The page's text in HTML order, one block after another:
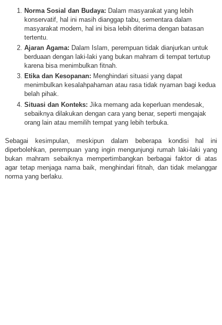
Norma Sosial dan Budaya: Dalam masyarakat yang lebih
konservatif, hal ini masih dianggap tabu, sementara dalam
masyarakat modern, hal ini bisa lebih diterima dengan batasan
tertentu.
Ajaran Agama: Dalam Islam, perempuan tidak dianjurkan untuk
berduaan dengan laki-laki yang bukan mahram di tempat tertutup
karena bisa menimbulkan fitnah.
Etika dan Kesopanan: Menghindari situasi yang dapat
menimbulkan kesalahpahaman atau rasa tidak nyaman bagi kedua
belah pihak.
Situasi dan Konteks: Jika memang ada keperluan mendesak,
sebaiknya dilakukan dengan cara yang benar, seperti mengajak
orang lain atau memilih tempat yang lebih terbuka.
Sebagai kesimpulan, meskipun dalam beberapa kondisi hal ini
diperbolehkan, perempuan yang ingin mengunjungi rumah laki-laki yang
bukan mahram sebaiknya mempertimbangkan berbagai faktor di atas
agar tetap menjaga nama baik, menghindari fitnah, dan tidak melanggar
norma yang berlaku.